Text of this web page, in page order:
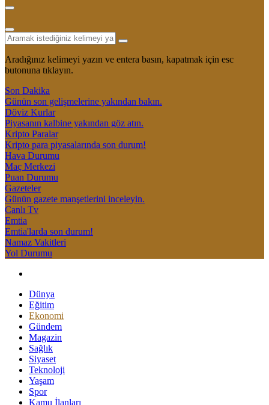
Aradığınız kelimeyi yazın ve entera basın, kapatmak için esc
butonuna tıklayın.
Son Dakika
Günün son gelişmelerine yakından bakın.
Döviz Kurlar
Piyasanın kalbine yakından göz atın.
Kripto Paralar
Kripto para piyasalarında son durum!
Hava Durumu
Maç Merkezi
Puan Durumu
Gazeteler
Günün gazete manşetlerini inceleyin.
Canlı Tv
Emtia
Emtia'larda son durum!
Namaz Vakitleri
Yol Durumu
Dünya
Eğitim
Ekonomi
Gündem
Magazin
Sağlık
Siyaset
Teknoloji
Yaşam
Spor
Kamu İlanları